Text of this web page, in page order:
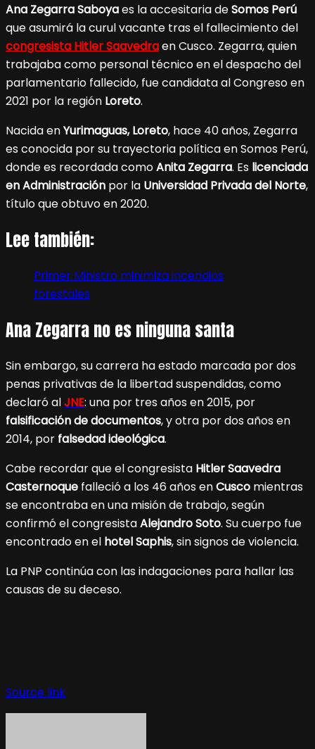
Ana Zegarra Saboyaes la accesitaria deSomos Perú
que asumirá la curul vacante tras el fallecimiento del
congresista Hitler Saavedraen Cusco. Zegarra, quien
trabajaba como personal técnico en el despacho del
parlamentario fallecido, fue candidata al Congreso en
2021 por la región Loreto.
Nacida enYurimaguas, Loreto, hace 40 años, Zegarra
es conocida por su trayectoria política en Somos Perú,
donde es recordada comoAnita Zegarra. Es licenciada
en Administración por la Universidad Privada del Norte,
título que obtuvo en 2020.
Lee también:
Primer Ministro minimiza incendios
forestales
Ana Zegarra no es ninguna santa
Sin embargo, su carrera ha estado marcada por dos
penas privativas de la libertad suspendidas, como
declaró alJNE: una por tres años en 2015, por
falsificación de documentos, y otra por dos años en
2014, por falsedad ideológica.
Cabe recordar que el congresista Hitler Saavedra
Casternoque falleció a los 46 años enCusco mientras
se encontraba en una misión de trabajo, según
confirmó el congresistaAlejandro Soto. Su cuerpo fue
encontrado en el hotel Saphis, sin signos de violencia.
La PNP continúa con las indagaciones para hallar las
causas de su deceso.
Source link